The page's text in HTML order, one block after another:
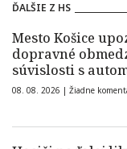
ĎALŠIE Z HS
Mesto Košice
dopravné
súvislosti s
08. 08. 2026 | Žiadne